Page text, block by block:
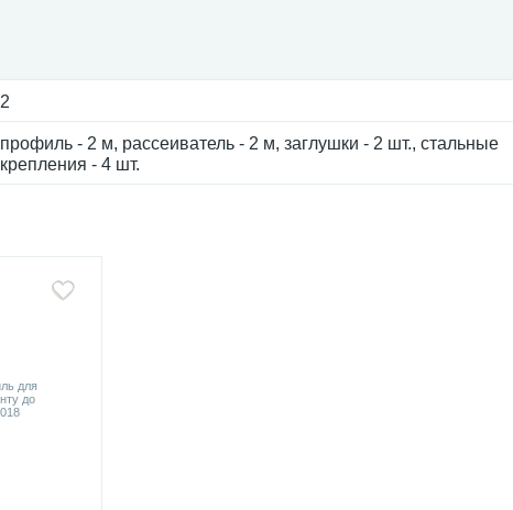
2
профиль - 2 м, рассеиватель - 2 м, заглушки - 2 шт., стальные
крепления - 4 шт.